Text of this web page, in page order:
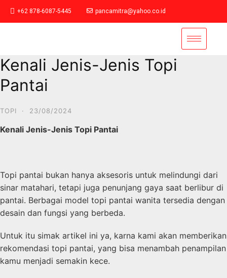
+62 878-6087-5445 pancamitra@yahoo.co.id
Kenali Jenis-Jenis Topi
Pantai
TOPI · 23/08/2024
Kenali Jenis-Jenis Topi Pantai
Topi pantai bukan hanya aksesoris untuk melindungi dari
sinar matahari, tetapi juga penunjang gaya saat berlibur di
pantai. Berbagai model topi pantai wanita tersedia dengan
desain dan fungsi yang berbeda.
Untuk itu simak artikel ini ya, karna kami akan memberikan
rekomendasi topi pantai, yang bisa menambah penampilan
kamu menjadi semakin kece.